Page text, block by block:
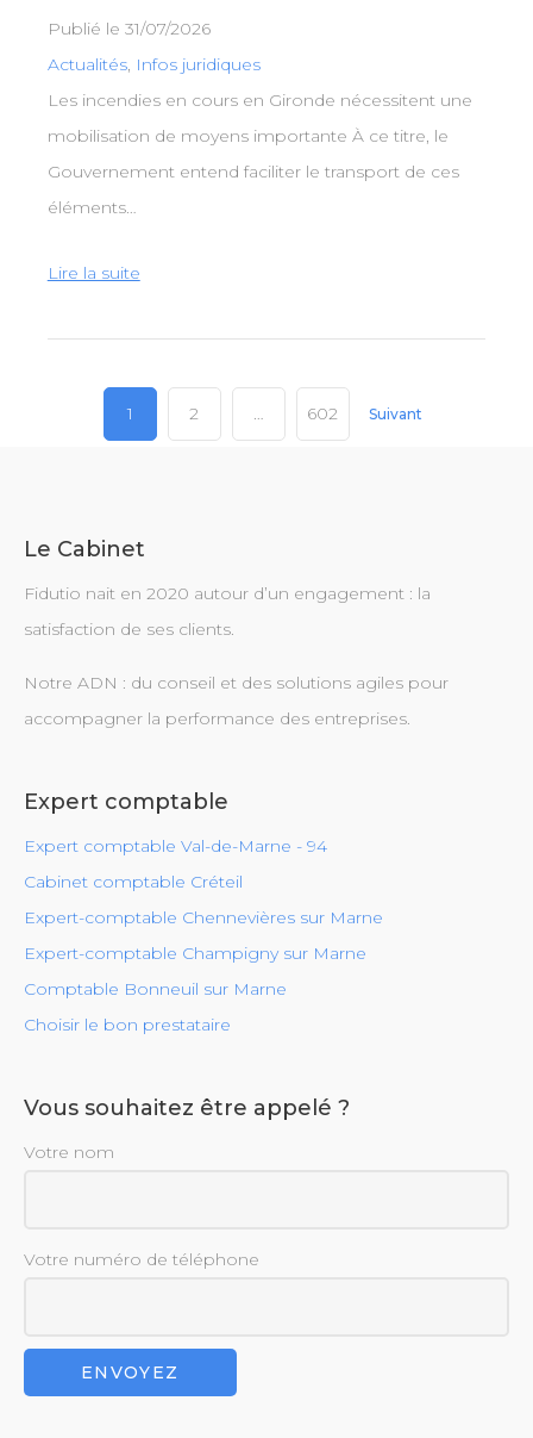
Publié le 31/07/2026
Actualités, Infos juridiques
Les incendies en cours en Gironde nécessitent une
mobilisation de moyens importante À ce titre, le
Gouvernement entend faciliter le transport de ces
éléments…
Lire la suite
Pagination
1 2 602 Suivant
Le Cabinet
Fidutio nait en 2020 autour d’un engagement : la
satisfaction de ses clients.
Notre ADN : du conseil et des solutions agiles pour
accompagner la performance des entreprises.
Expert comptable
Expert comptable Val-de-Marne - 94
Cabinet comptable Créteil
Expert-comptable Chennevières sur Marne
Expert-comptable Champigny sur Marne
Comptable Bonneuil sur Marne
Choisir le bon prestataire
Vous souhaitez être appelé ?
Votre nom
Votre numéro de téléphone